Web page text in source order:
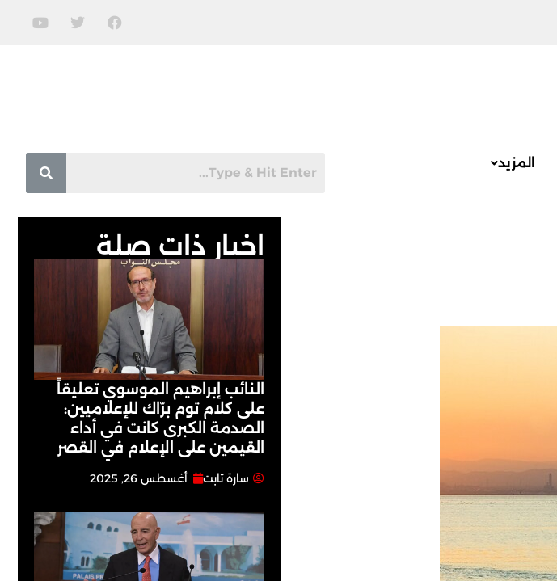
المزيد
اخبار ذات صلة
النائب إبراهيم الموسوي تعليقاً
على كلام توم برّاك للإعلاميين:
الصدمة الكبرى كانت في أداء
القيمين على ‏الإعلام في القصر
سارة تابت أغسطس 26, 2025